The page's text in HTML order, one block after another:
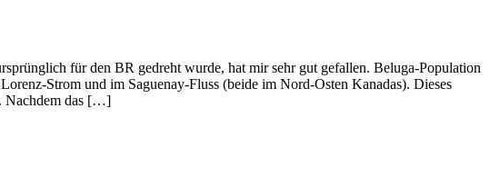
für den BR gedreht wurde, hat mir sehr gut gefallen. Beluga-Population
Strom und im Saguenay-Fluss (beide im Nord-Osten Kanadas). Dieses
Nachdem das […]